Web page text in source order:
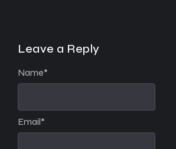
Leave a Reply
Name*
Email*